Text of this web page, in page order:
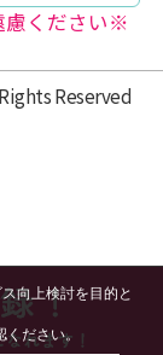
慮ください※
Reserved
向上検討を目的と
ください。